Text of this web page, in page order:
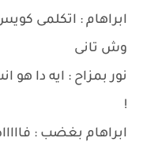
ابراهام : اتكلمى
وش تانى
نور بمزاح : ايه دا
!
ابراهام بغضب :